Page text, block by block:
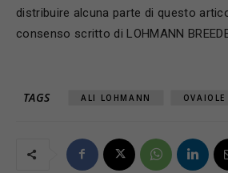
distribuire alcuna parte di questo
consenso scritto di LOHMANN
TAGS ALI LOHMANN OVAIOLE